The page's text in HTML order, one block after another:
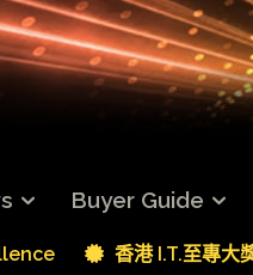
Buyer Guide
香港 I.T.至專大